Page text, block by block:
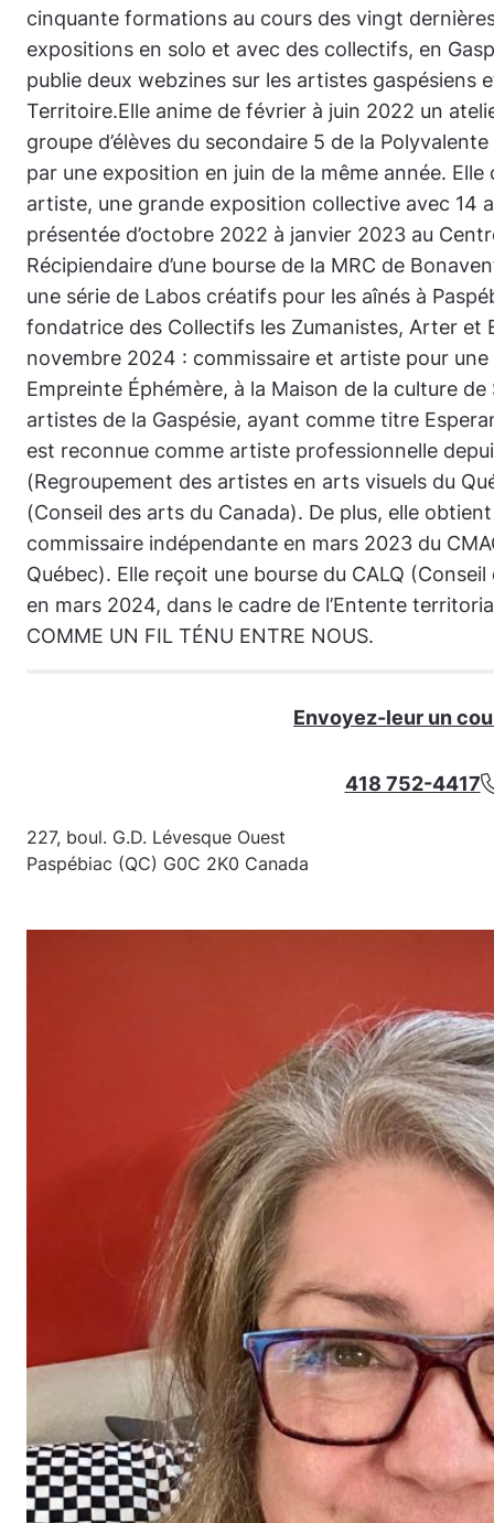
cinquante formations au cours des vingt
expositions en solo et avec des collectifs, en
publie deux webzines sur les artistes gaspésiens
Territoire.Elle anime de février à juin 2022 un
groupe d’élèves du secondaire 5 de la
par une exposition en juin de la même année.
artiste, une grande exposition collective avec 14
présentée d’octobre 2022 à janvier 2023 au
Récipiendaire d’une bourse de la MRC de
une série de Labos créatifs pour les aînés à
fondatrice des Collectifs les Zumanistes, Arter et
novembre 2024 : commissaire et artiste pour
Empreinte Éphémère, à la Maison de la culture
artistes de la Gaspésie, ayant comme titre
est reconnue comme artiste professionnelle
(Regroupement des artistes en arts visuels du
(Conseil des arts du Canada). De plus, elle
commissaire indépendante en mars 2023 du
Québec). Elle reçoit une bourse du CALQ
en mars 2024, dans le cadre de l’Entente
COMME UN FIL TÉNU ENTRE NOUS.
Envoyez-leur un
418 752-4417
227, boul. G.D. Lévesque Ouest
Paspébiac (QC) G0C 2K0 Canada